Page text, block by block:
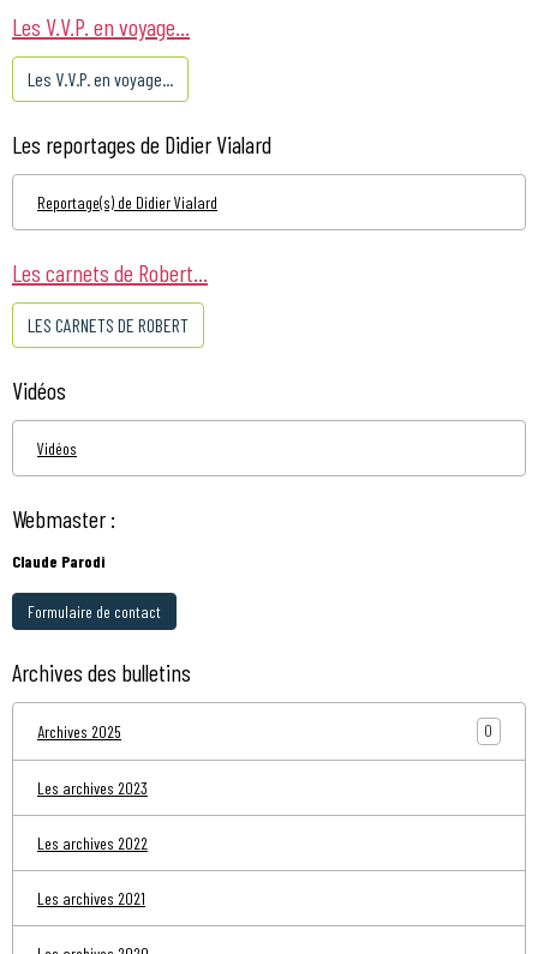
Les V.V.P. en voyage...
Les V.V.P. en voyage...
Les reportages de Didier Vialard
Reportage(s) de Didier Vialard
Les carnets de Robert...
LES CARNETS DE ROBERT
Vidéos
Vidéos
Webmaster :
Claude Parodi
Formulaire de contact
Archives des bulletins
Archives 2025 0
Les archives 2023
Les archives 2022
Les archives 2021